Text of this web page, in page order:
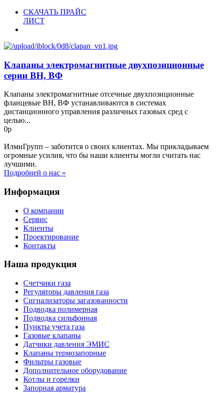
СКАЧАТЬ ПРАЙС
ЛИСТ
Клапаны электромагнитные двухпозиционные
серии ВН, ВФ
Клапаны электромагнитные отсечные двухпозиционные
фланцевые ВН, ВФ устанавливаются в системах
дистанционного управления различных газовых сред с
целью...
0р
ИлмиГрупп – заботится о своих клиентах. Мы прикладываем
огромные усилия, что бы наши клиенты могли считать нас
лучшими.
Подробней о нас »
Информация
О компании
Сервис
Клиенты
Проектирование
Контакты
Наша продукция
Счетчики газа
Регуляторы давления газа
Сигнализаторы загазованности
Подводка полимерная
Подводка сильфонная
Пункты учета газа
Газовые клапаны
Датчики давления ЭМИС
Клапаны термозапорные
Фильтры газовые
Дополнительное оборудование
Котлы и горелки
Запорная арматура